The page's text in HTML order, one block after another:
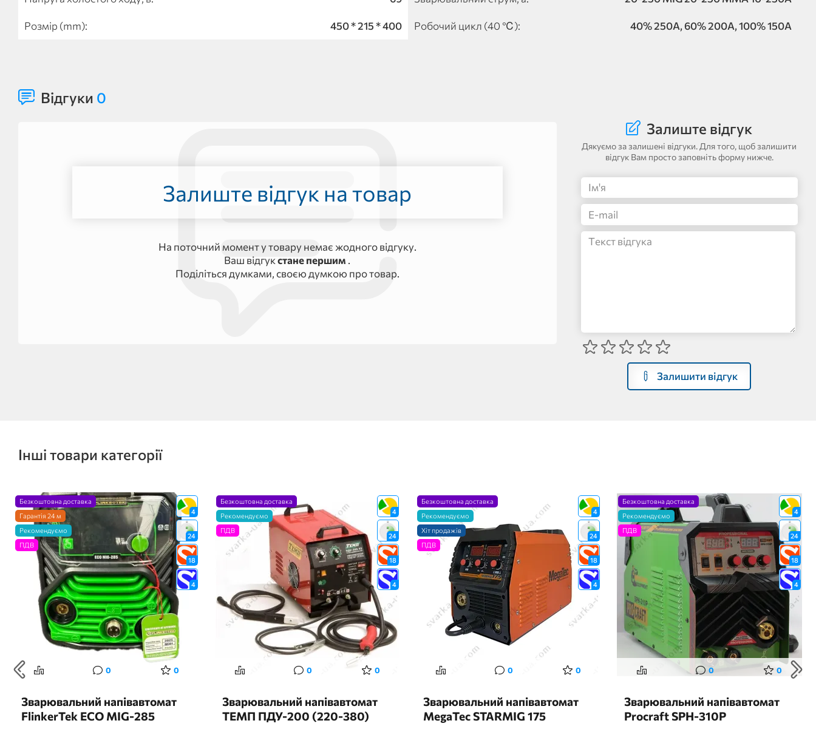
Розмір (mm): 450 * 215 * 400 Робочий цикл (40 ℃): 40% 250A, 60% 200A, 100% 150A
Відгуки 0
Залиште відгук на товар
На поточний момент у товару немає жодного відгуку.
Ваш відгукстане першим .
Поділіться думками, своєю думкою про товар.
Залиште відгук
Дякуємо за залишені відгуки. Для того, щоб залишити
відгук Вам просто заповніть форму нижче.
Залишити відгук
Інші товари категорії
4
24
18
4
Безкоштовна доставка
Гарантія 24 м
Рекомендуємо
ПДВ
0 0
Зварювальний напівавтомат
FlinkerTek ECO MIG-285
4
24
18
4
Безкоштовна доставка
Рекомендуємо
ПДВ
0 0
Зварювальний напівавтомат
ТЕМП ПДУ-200 (220-380)
4
24
18
4
Безкоштовна доставка
Рекомендуємо
Хіт продажів
ПДВ
0 0
Зварювальний напівавтомат
MegaTec STARMIG 175
4
24
18
4
Безкоштовна доставка
Рекомендуємо
ПДВ
0 0
Зварювальний напівавтомат
Procraft SPH-310P